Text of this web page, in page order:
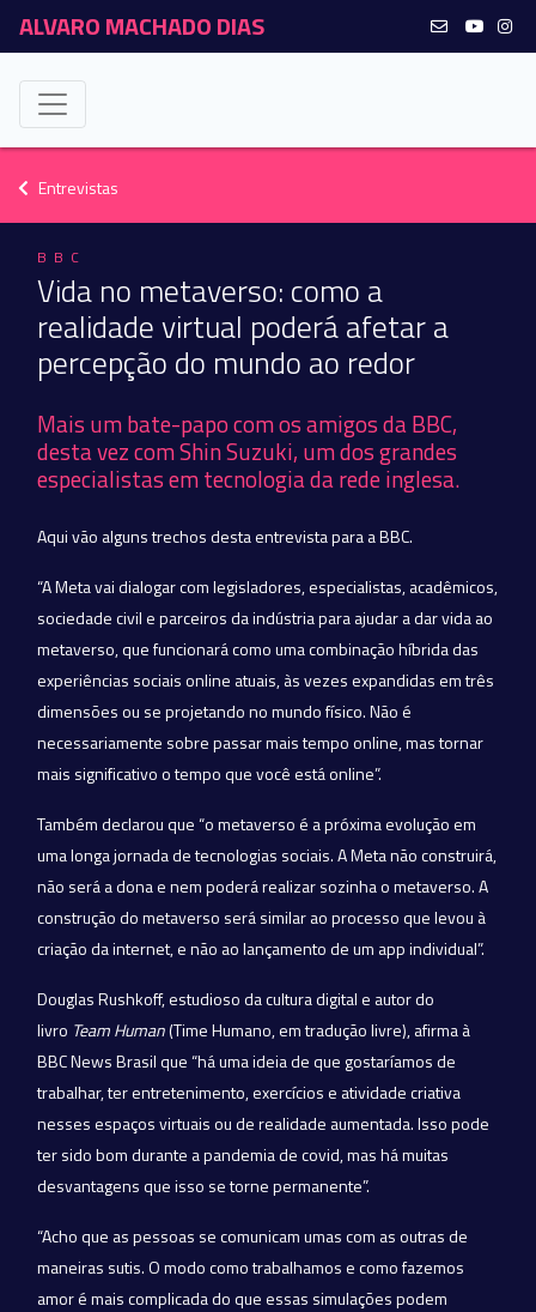
ALVARO MACHADO DIAS
Entrevistas
BBC
Vida no metaverso: como a
realidade virtual poderá afetar a
percepção do mundo ao redor
Mais um bate-papo com os amigos da BBC,
desta vez com Shin Suzuki, um dos grandes
especialistas em tecnologia da rede inglesa.
Aqui vão alguns trechos desta entrevista para a BBC.
“A Meta vai dialogar com legisladores, especialistas, acadêmicos,
sociedade civil e parceiros da indústria para ajudar a dar vida ao
metaverso, que funcionará como uma combinação híbrida das
experiências sociais online atuais, às vezes expandidas em três
dimensões ou se projetando no mundo físico. Não é
necessariamente sobre passar mais tempo online, mas tornar
mais significativo o tempo que você está online”.
Também declarou que “o metaverso é a próxima evolução em
uma longa jornada de tecnologias sociais. A Meta não construirá,
não será a dona e nem poderá realizar sozinha o metaverso. A
construção do metaverso será similar ao processo que levou à
criação da internet, e não ao lançamento de um app individual”.
Douglas Rushkoff, estudioso da cultura digital e autor do
livro Team Human(Time Humano, em tradução livre), afirma à
BBC News Brasil que “há uma ideia de que gostaríamos de
trabalhar, ter entretenimento, exercícios e atividade criativa
nesses espaços virtuais ou de realidade aumentada. Isso pode
ter sido bom durante a pandemia de covid, mas há muitas
desvantagens que isso se torne permanente”.
“Acho que as pessoas se comunicam umas com as outras de
maneiras sutis. O modo como trabalhamos e como fazemos
amor é mais complicada do que essas simulações podem